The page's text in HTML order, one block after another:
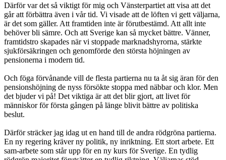
Därför var det så viktigt för mig och Vänsterpartiet att visa att det
går att förbättra även i vår tid. Vi visade att de löften vi gett väljarna,
är det som gäller. Att framtiden inte är förutbestämd. Att allt inte
behöver bli sämre. Och att Sverige kan så mycket bättre. Vänner,
framtidstro skapades när vi stoppade marknadshyrorna, stärkte
sjukförsäkringen och genomförde den största höjningen av
pensionerna i modern tid.
Och föga förvånande vill de flesta partierna nu ta åt sig äran för den
pensionshöjning de nyss försökte stoppa med näbbar och klor. Men
det bjuder vi på! Det viktiga är att det blir gjort, att livet för
människor för första gången på länge blivit bättre av politiska
beslut.
Därför sträcker jag idag ut en hand till de andra rödgröna partierna.
En ny regering kräver ny politik, ny inriktning. Ett stort arbete. Ett
sam-arbete som står upp för en ny kurs för Sverige. En tydlig